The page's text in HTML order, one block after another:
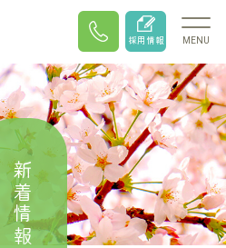
採用情報 MENU
新着情報